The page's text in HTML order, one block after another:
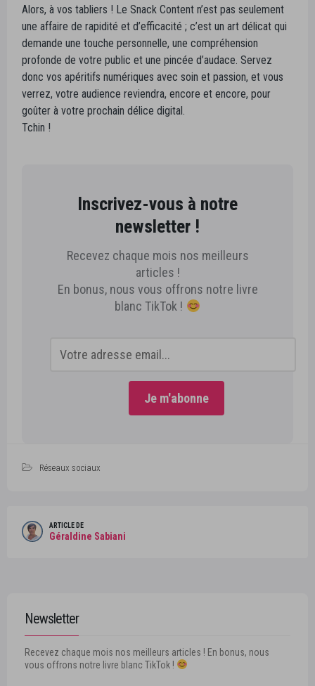
Alors, à vos tabliers ! Le Snack Content n’est pas seulement
une affaire de rapidité et d’efficacité ; c’est un art délicat qui
demande une touche personnelle, une compréhension
profonde de votre public et une pincée d’audace. Servez
donc vos apéritifs numériques avec soin et passion, et vous
verrez, votre audience reviendra, encore et encore, pour
goûter à votre prochain délice digital.
Tchin !
Inscrivez-vous à notre
newsletter !
Recevez chaque mois nos meilleurs
articles !
En bonus, nous vous offrons notre livre
blanc TikTok !
Réseaux sociaux
ARTICLE DE
Géraldine Sabiani
Newsletter
Recevez chaque mois nos meilleurs articles ! En bonus, nous
vous offrons notre livre blanc TikTok !